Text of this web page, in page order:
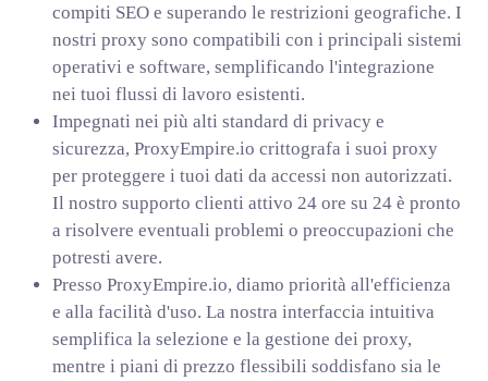
compiti SEO e superando le restrizioni geografiche. I
nostri proxy sono compatibili con i principali sistemi
operativi e software, semplificando l'integrazione
nei tuoi flussi di lavoro esistenti.
Impegnati nei più alti standard di privacy e
sicurezza, ProxyEmpire.io crittografa i suoi proxy
per proteggere i tuoi dati da accessi non autorizzati.
Il nostro supporto clienti attivo 24 ore su 24 è pronto
a risolvere eventuali problemi o preoccupazioni che
potresti avere.
Presso ProxyEmpire.io, diamo priorità all'efficienza
e alla facilità d'uso. La nostra interfaccia intuitiva
semplifica la selezione e la gestione dei proxy,
mentre i piani di prezzo flessibili soddisfano sia le